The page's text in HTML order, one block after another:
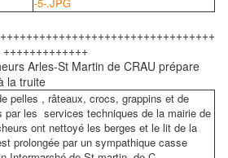
+++++++++++++
Arles-St Martin de CRAU prépare
la truite
pelles , râteaux, crocs, grappins et de
par les services techniques de la mairie de
ont nettoyé les berges et le lit de la
prolongée par un sympathique casse